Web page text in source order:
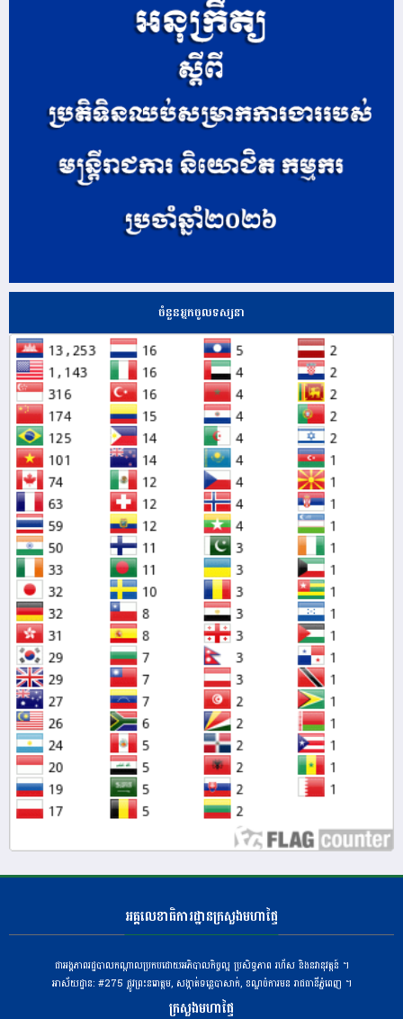
ចំនួនអ្នកចូលទស្សនា
អគ្គលេខាធិការដ្ឋានក្រសួងមហាផ្ទៃ
ជាអង្គភាពរដ្ឋបាលកណ្តាលប្រកបដោយអភិបាលកិច្ចល្អ ប្រសិទ្ធភាព រហ័ស និងនវានុវត្តន៍ ។
អាស័យដ្ឋាន: #275 ​ផ្លូវព្រះនរោត្តម, សង្កាត់ទន្លេបាសាក់, ខណ្ឌចំការមន រាជធានីភ្នំពេញ ។
ក្រសួងមហាផ្ទៃ